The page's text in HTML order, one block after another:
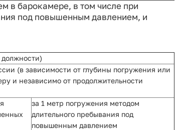
в барокамере, в том числе при
под повышенным давлением, и
(в зависимости от глубины погружения или
и независимо от продолжительности
за 1 метр погружения методом
длительного пребывания под
повышенным давлением